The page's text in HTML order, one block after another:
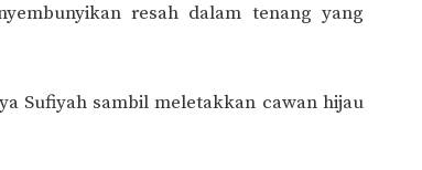
resah dalam tenang yang
Sufiyah sambil meletakkan cawan hijau